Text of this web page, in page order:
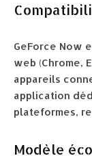
GeForce Now
web (Chrome,
appareils
application
plateformes,
Modèle